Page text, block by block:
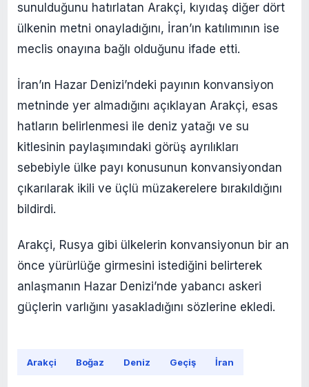
sunulduğunu hatırlatan Arakçi, kıyıdaş diğer dört
ülkenin metni onayladığını, İran’ın katılımının ise
meclis onayına bağlı olduğunu ifade etti.
İran’ın Hazar Denizi’ndeki payının konvansiyon
metninde yer almadığını açıklayan Arakçi, esas
hatların belirlenmesi ile deniz yatağı ve su
kitlesinin paylaşımındaki görüş ayrılıkları
sebebiyle ülke payı konusunun konvansiyondan
çıkarılarak ikili ve üçlü müzakerelere bırakıldığını
bildirdi.
Arakçi, Rusya gibi ülkelerin konvansiyonun bir an
önce yürürlüğe girmesini istediğini belirterek
anlaşmanın Hazar Denizi’nde yabancı askeri
güçlerin varlığını yasakladığını sözlerine ekledi.
Arakçi Boğaz Deniz Geçiş İran